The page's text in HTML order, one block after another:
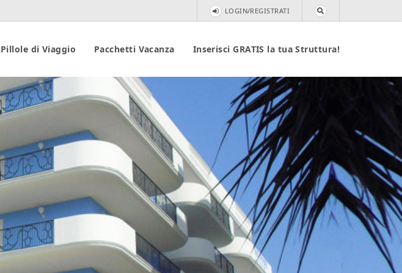
LOGIN/REGISTRATI
Pillole di Viaggio Pacchetti Vacanza Inserisci GRATIS la tua Struttura!